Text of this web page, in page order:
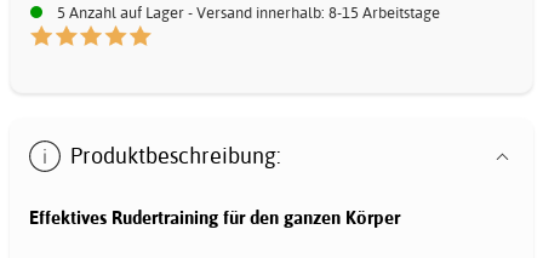
5 Anzahl auf Lager - Versand innerhalb: 8-15 Arbeitstage
Produktbeschreibung:
Effektives Rudertraining für den ganzen Körper